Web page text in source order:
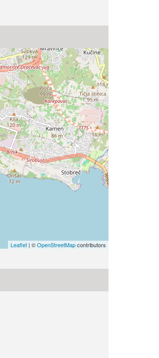
Leaflet | ©OpenStreetMapcontributors